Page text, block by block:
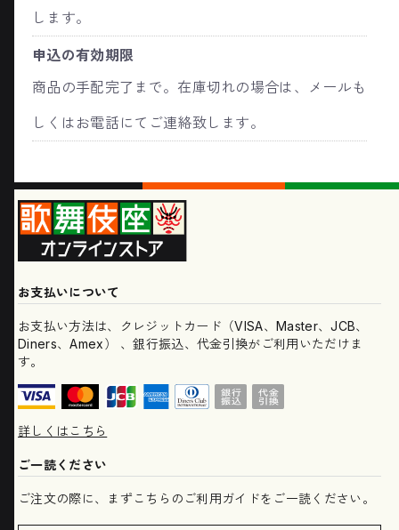
します。
申込の有効期限
商品の手配完了まで。在庫切れの場合は、メールも
しくはお電話にてご連絡致します。
お支払いについて
お支払い方法は、クレジットカード（VISA、Master、JCB、
Diners、Amex） 、銀行振込、代金引換がご利用いただけま
す。
詳しくはこちら
ご一読ください
ご注文の際に、まずこちらのご利用ガイドをご一読ください。